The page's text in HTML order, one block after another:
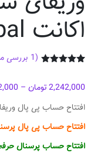
اکانت paypal
در
مشتری
(
1 بررسی
2,242,000تومان –
افتتاح حساب پی پال وریفای
افتتاح حساب پی پال
افتتاح حساب پرسنال